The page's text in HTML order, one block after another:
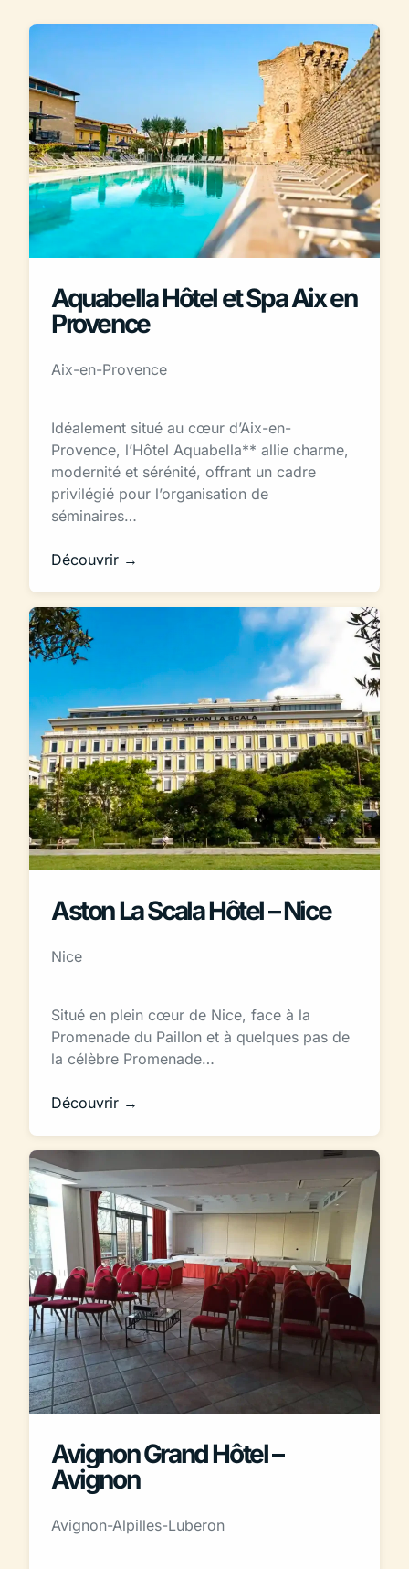
Aquabella Hôtel et Spa Aix en
Provence
Aix-en-Provence
Idéalement situé au cœur d’Aix-en-
Provence, l’Hôtel Aquabella** allie charme,
modernité et sérénité, offrant un cadre
privilégié pour l’organisation de
séminaires…
Découvrir →
Aston La Scala Hôtel – Nice
Nice
Situé en plein cœur de Nice, face à la
Promenade du Paillon et à quelques pas de
la célèbre Promenade…
Découvrir →
Avignon Grand Hôtel –
Avignon
Avignon-Alpilles-Luberon